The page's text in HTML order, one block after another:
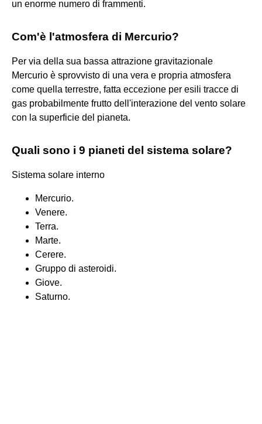
un enorme numero di frammenti.
Com'è l'atmosfera di Mercurio?
Per via della sua bassa attrazione gravitazionale
Mercurio è sprovvisto di una vera e propria atmosfera
come quella terrestre, fatta eccezione per esili tracce di
gas probabilmente frutto dell'interazione del vento solare
con la superficie del pianeta.
Quali sono i 9 pianeti del sistema solare?
Sistema solare interno
Mercurio.
Venere.
Terra.
Marte.
Cerere.
Gruppo di asteroidi.
Giove.
Saturno.